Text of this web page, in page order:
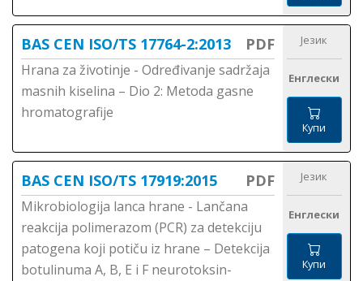
BAS CEN ISO/TS 17764-2:2013 PDF
Hrana za životinje - Određivanje sadržaja
masnih kiselina – Dio 2: Metoda gasne
hromatografije
Језик
Енглески
Купи
BAS CEN ISO/TS 17919:2015 PDF
Mikrobiologija lanca hrane - Lančana
reakcija polimerazom (PCR) za detekciju
patogena koji potiču iz hrane – Detekcija
botulinuma A, B, E i F neurotoksin-
Језик
Енглески
Купи